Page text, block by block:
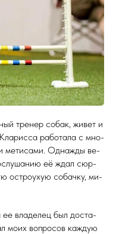
тре­нер со­бак, жи­вет и
ра­бота­ла с мно­
ме­тиса­ми. Од­нажды ве­
её ждал сюр­
ос­тро­ухую со­бач­ку, ми­
ее вла­делец был дос­та­
мо­их воп­ро­сов каж­дую